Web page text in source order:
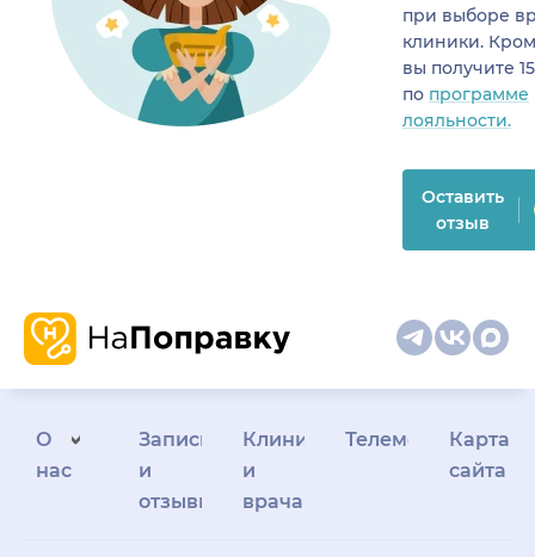
при выборе
клиники.
вы получите
по программе
лояльности.
Оставить
отзыв
О
нас
Запись
и
отзывы
Клиникам
и
врачам
Телемедицина
Карта
сайта